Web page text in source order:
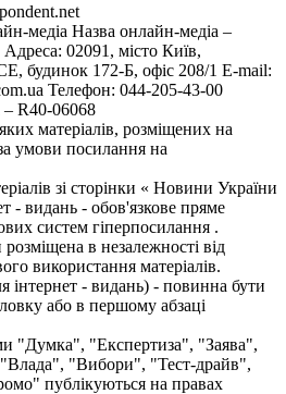
медіа Назва онлайн-медіа –
02091, місто Київ,
172-Б, офіс 208/1 E-mail:
Телефон: 044-205-43-00
– R40-06068
матеріалів, розміщених на
умови посилання на
зі сторінки « Новини України
- видань - обов'язкове пряме
систем гіперпосилання .
в незалежності від
використання матеріалів.
інтернет - видань) - повинна бути
або в першому абзаці
"Думка", "Експертиза", "Заява",
"Вибори", "Тест-драйв",
публікуються на правах